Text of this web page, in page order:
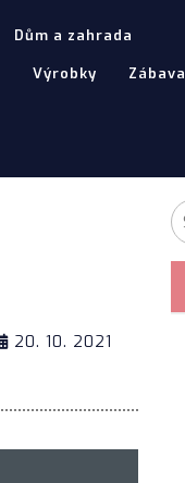
Dům a zahrada
Výrobky Zábava
20. 10. 2021